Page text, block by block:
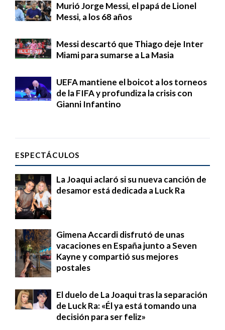
Murió Jorge Messi, el papá de Lionel
Messi, a los 68 años
Messi descartó que Thiago deje Inter
Miami para sumarse a La Masia
UEFA mantiene el boicot a los torneos
de la FIFA y profundiza la crisis con
Gianni Infantino
ESPECTÁCULOS
La Joaqui aclaró si su nueva canción de
desamor está dedicada a Luck Ra
Gimena Accardi disfrutó de unas
vacaciones en España junto a Seven
Kayne y compartió sus mejores
postales
El duelo de La Joaqui tras la separación
de Luck Ra: «Él ya está tomando una
decisión para ser feliz»